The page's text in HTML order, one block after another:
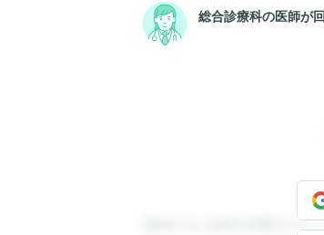
総合診療科の医師が
登録すると回答を閲覧する